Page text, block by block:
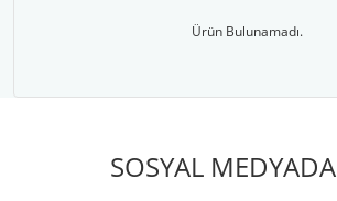
Ürün Bulunamadı.
SOSYAL MEDYADA